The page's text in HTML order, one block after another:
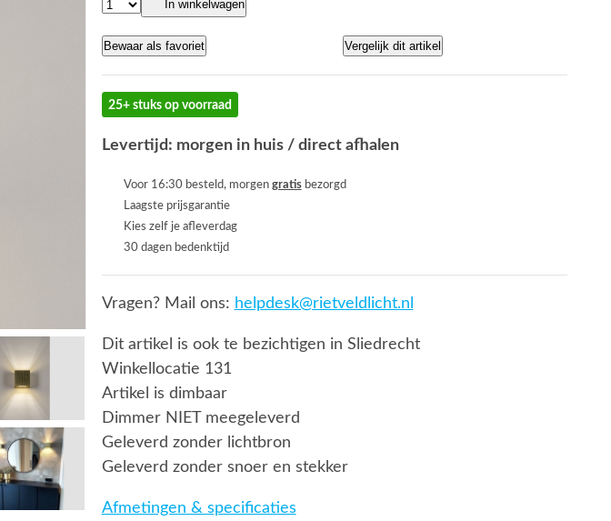
In winkelwagen
Bewaar als favoriet Vergelijk dit artikel
25+ stuks op voorraad
Levertijd: morgen in huis / direct afhalen
Voor 16:30 besteld, morgen gratisbezorgd
Laagste prijsgarantie
Kies zelf je afleverdag
30 dagen bedenktijd
Vragen? Mail ons: helpdesk@rietveldlicht.nl
Dit artikel is ook te bezichtigen in Sliedrecht
Winkellocatie 131
Artikel is dimbaar
Dimmer NIET meegeleverd
Geleverd zonder lichtbron
Geleverd zonder snoer en stekker
Afmetingen & specificaties